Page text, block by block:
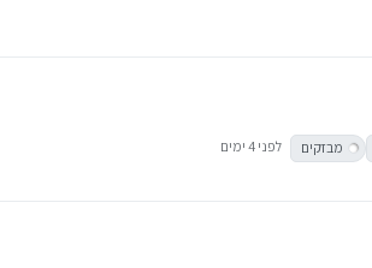
מבזקים לפני 4 ימים